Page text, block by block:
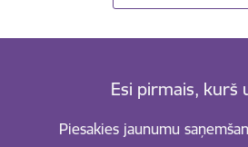
Esi pirmais, kurš
Piesakies jaunumu